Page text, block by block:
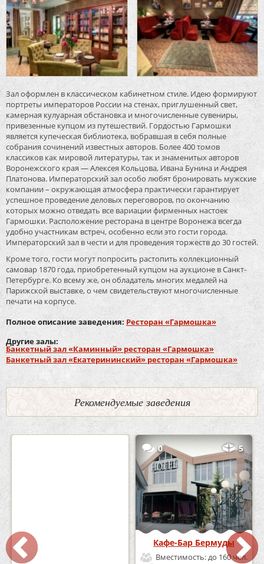
Зал оформлен в классическом кабинетном стиле. Идею формируют
портреты императоров России на стенах, приглушенный свет,
камерная кулуарная обстановка и многочисленные сувениры,
привезенные купцом из путешествий. Гордостью Гармошки
является купеческая библиотека, вобравшая в себя полные
собрания сочинений известных авторов. Более 400 томов
классиков как мировой литературы, так и знаменитых авторов
Воронежского края — Алексея Кольцова, Ивана Бунина и Андрея
Платонова. Императорский зал особо любят бронировать мужские
компании – окружающая атмосфера практически гарантирует
успешное проведение деловых переговоров, по окончанию
которых можно отведать все вариации фирменных настоек
Гармошки. Расположение ресторана в центре Воронежа всегда
удобно участникам встреч, особенно если это гости города.
Императорский зал в чести и для проведения торжеств до 30 гостей.
Кроме того, гости могут попросить растопить коллекционный
самовар 1870 года, приобретенный купцом на аукционе в Санкт-
Петербурге. Ко всему же, он обладатель многих медалей на
Парижской выставке, о чем свидетельствуют многочисленные
печати на корпусе.
Полное описание заведения: Ресторан «Гармошка»
Другие залы:
Банкетный зал «Каминный» ресторан «Гармошка»
Банкетный зал «Екатерининский» ресторан «Гармошка»
Рекомендуемые заведения
Кафе «Шишка»
Вместимость:
0 5
Кафе-Бар Бермуды
Вместимость:до 160 чел.